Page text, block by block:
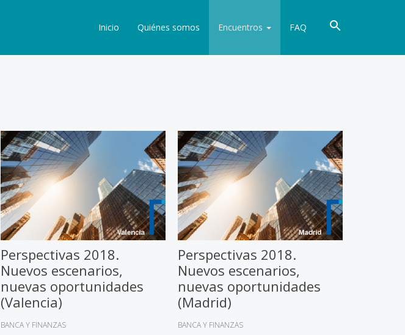
Inicio Quiénes somos Encuentros FAQ
Perspectivas 2018.
Nuevos escenarios,
nuevas oportunidades
(Valencia)
BANCA Y FINANZAS
Perspectivas 2018.
Nuevos escenarios,
nuevas oportunidades
(Madrid)
BANCA Y FINANZAS